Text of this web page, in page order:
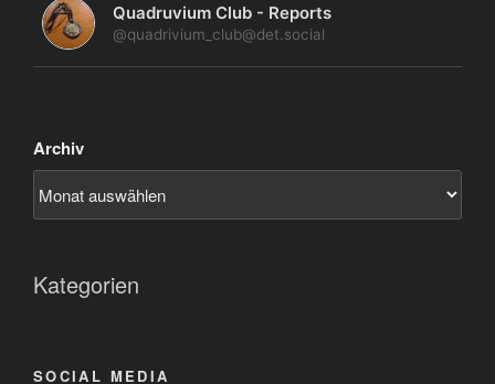
Quadruvium Club - Reports
@quadrivium_club@det.social
Archiv
Kategorien
SOCIAL MEDIA